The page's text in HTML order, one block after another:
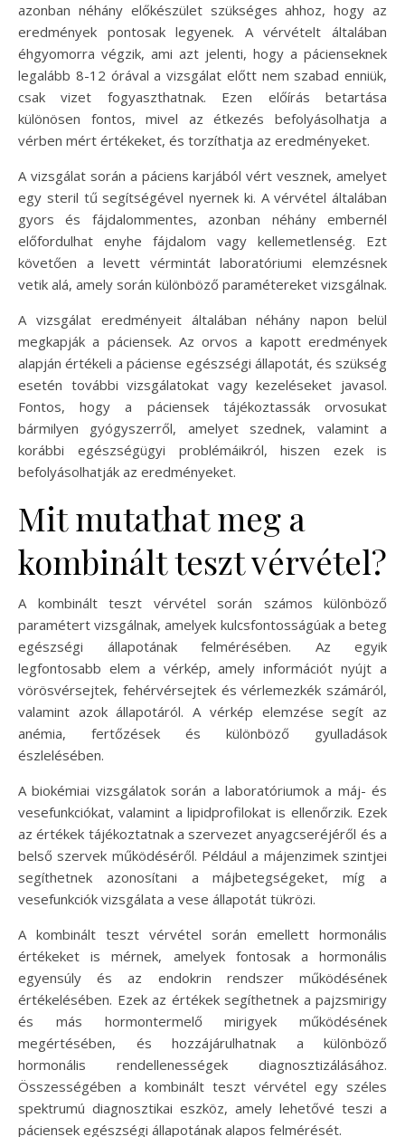
azonban néhány előkészület szükséges ahhoz, hogy az
eredmények pontosak legyenek. A vérvételt általában
éhgyomorra végzik, ami azt jelenti, hogy a pácienseknek
legalább 8-12 órával a vizsgálat előtt nem szabad enniük,
csak vizet fogyaszthatnak. Ezen előírás betartása
különösen fontos, mivel az étkezés befolyásolhatja a
vérben mért értékeket, és torzíthatja az eredményeket.
A vizsgálat során a páciens karjából vért vesznek, amelyet
egy steril tű segítségével nyernek ki. A vérvétel általában
gyors és fájdalommentes, azonban néhány embernél
előfordulhat enyhe fájdalom vagy kellemetlenség. Ezt
követően a levett vérmintát laboratóriumi elemzésnek
vetik alá, amely során különböző paramétereket vizsgálnak.
A vizsgálat eredményeit általában néhány napon belül
megkapják a páciensek. Az orvos a kapott eredmények
alapján értékeli a páciense egészségi állapotát, és szükség
esetén további vizsgálatokat vagy kezeléseket javasol.
Fontos, hogy a páciensek tájékoztassák orvosukat
bármilyen gyógyszerről, amelyet szednek, valamint a
korábbi egészségügyi problémáikról, hiszen ezek is
befolyásolhatják az eredményeket.
Mit mutathat meg a
kombinált teszt vérvétel?
A kombinált teszt vérvétel során számos különböző
paramétert vizsgálnak, amelyek kulcsfontosságúak a beteg
egészségi állapotának felmérésében. Az egyik
legfontosabb elem a vérkép, amely információt nyújt a
vörösvérsejtek, fehérvérsejtek és vérlemezkék számáról,
valamint azok állapotáról. A vérkép elemzése segít az
anémia, fertőzések és különböző gyulladások
észlelésében.
A biokémiai vizsgálatok során a laboratóriumok a máj- és
vesefunkciókat, valamint a lipidprofilokat is ellenőrzik. Ezek
az értékek tájékoztatnak a szervezet anyagcseréjéről és a
belső szervek működéséről. Például a májenzimek szintjei
segíthetnek azonosítani a májbetegségeket, míg a
vesefunkciók vizsgálata a vese állapotát tükrözi.
A kombinált teszt vérvétel során emellett hormonális
értékeket is mérnek, amelyek fontosak a hormonális
egyensúly és az endokrin rendszer működésének
értékelésében. Ezek az értékek segíthetnek a pajzsmirigy
és más hormontermelő mirigyek működésének
megértésében, és hozzájárulhatnak a különböző
hormonális rendellenességek diagnosztizálásához.
Összességében a kombinált teszt vérvétel egy széles
spektrumú diagnosztikai eszköz, amely lehetővé teszi a
páciensek egészségi állapotának alapos felmérését.